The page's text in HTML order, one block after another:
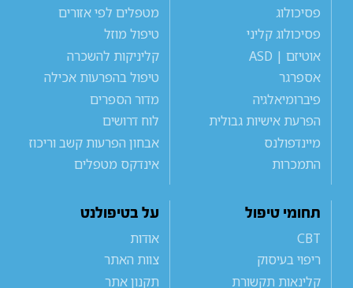
פסיכולוג
פסיכולוג קליני
אוטיזם | ASD
אספרגר
פיברומיאלגיה
הפרעת אישיות גבולית
מיינדפולנס
התמכרות
מטפלים לפי אזורים
טיפול מוזל
קליניקות להשכרה
טיפול בהפרעות אכילה
מדור הספרים
לוח דרושים
אבחון הפרעות קשב וריכוז
אינדקס מטפלים
תחומי טיפול
CBT
ריפוי בעיסוק
קלינאות תקשורת
על בטיפולנט
אודות
צוות האתר
תקנון אתר